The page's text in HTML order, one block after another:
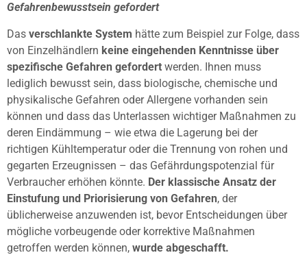
Gefahrenbewusstsein gefordert
Das verschlankte System hätte zum Beispiel zur Folge, dass
von Einzelhändlern keine eingehenden Kenntnisse über
spezifische Gefahren gefordert werden. Ihnen muss
lediglich bewusst sein, dass biologische, chemische und
physikalische Gefahren oder Allergene vorhanden sein
können und dass das Unterlassen wichtiger Maßnahmen zu
deren Eindämmung – wie etwa die Lagerung bei der
richtigen Kühltemperatur oder die Trennung von rohen und
gegarten Erzeugnissen – das Gefährdungspotenzial für
Verbraucher erhöhen könnte. Der klassische Ansatz der
Einstufung und Priorisierung von Gefahren, der
üblicherweise anzuwenden ist, bevor Entscheidungen über
mögliche vorbeugende oder korrektive Maßnahmen
getroffen werden können, wurde abgeschafft.